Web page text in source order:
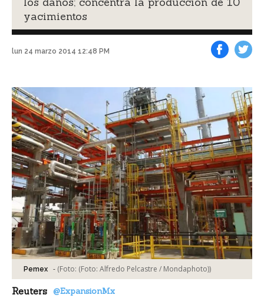
yacimientos
lun 24 marzo 2014 12:48 PM
Pemex - (Foto: (Foto: Alfredo Pelcastre / Mondaphoto))
Reuters @ExpansionMx